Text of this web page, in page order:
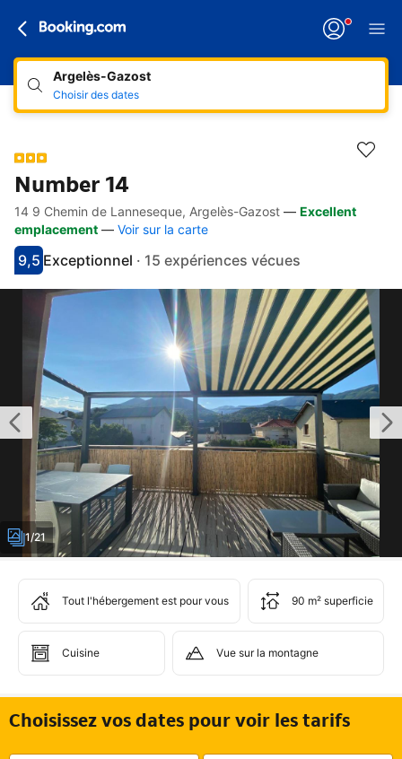
Argelès-Gazost
Choisir des dates
Number 14
Accès rapides
Aller à la description
Aller aux équipements
Aller aux hébergements
Aller aux conditions
14 9 Chemin de Lanneseque, Argelès-Gazost — Excellent
emplacement — Voir sur la carte
Avec une note de 9.5
9,5
exceptionnel
Exceptionnel · 15 expériences vécues
1/21
Tout l'hébergement est pour vous 90 m² superficie
Cuisine Vue sur la montagne
Choisissez vos dates pour voir les tarifs